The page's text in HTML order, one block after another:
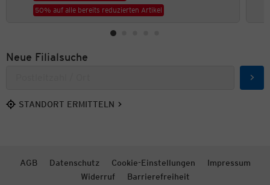
50% auf alle bereits reduzierten Artikel
Neue Filialsuche
STANDORT ERMITTELN
AGB Datenschutz Cookie-Einstellungen
Impressum
Widerruf
Barrierefreiheit